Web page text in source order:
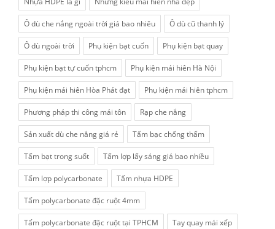
Ô dù che nắng ngoài trời giá bao nhiêu Ô dù cũ thanh lý
Ô dù ngoài trời Phụ kiện bạt cuốn Phụ kiện bạt quay
Phụ kiện bạt tự cuốn tphcm Phụ kiện mái hiên Hà Nội
Phụ kiện mái hiên Hòa Phát đạt Phụ kiện mái hiên tphcm
Phương pháp thi công mái tôn Rạp che nắng
Sản xuất dù che nắng giá rẻ Tấm bạc chống thấm
Tấm bạt trong suốt Tấm lợp lấy sáng giá bao nhiều
Tấm lợp polycarbonate Tấm nhựa HDPE
Tấm polycarbonate đặc ruột 4mm
Tấm polycarbonate đặc ruột tại TPHCM Tay quay mái xếp